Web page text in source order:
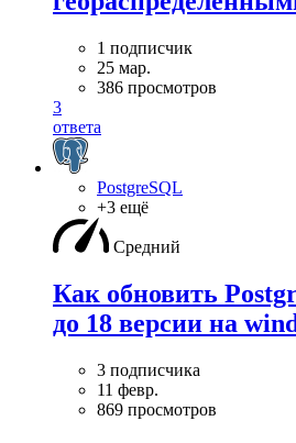
1 подписчик
25 мар.
386 просмотров
3
ответа
PostgreSQL
+3 ещё
Средний
Как обновить
до 18 версии на
3 подписчика
11 февр.
869 просмотров